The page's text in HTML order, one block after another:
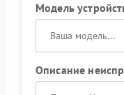
Модель
Описание